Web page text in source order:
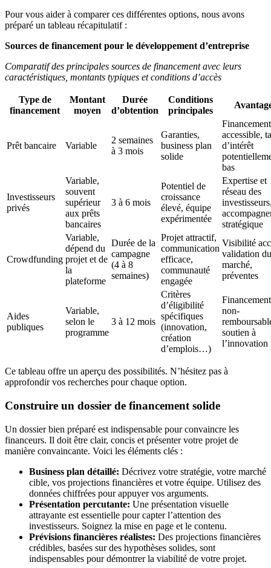
Pour vous aider à comparer ces différentes options, nous avons
préparé un tableau récapitulatif :
Sources de financement pour le développement d’entreprise
Comparatif des principales sources de financement avec leurs
caractéristiques, montants typiques et conditions d’accès
Type de
financement
Montant
moyen
Durée
d’obtention
Conditions
principales
Prêt bancaire Variable
2 semaines
à 3 mois
Garanties,
business plan
solide
Financement
accessible,
d’intérêt
bas
Investisseurs
privés
Variable,
souvent
supérieur
aux prêts
bancaires
3 à 6 mois
Potentiel de
croissance
élevé, équipe
expérimentée
Expertise et
réseau des
stratégique
Crowdfunding
Variable,
dépend du
projet et de
la
plateforme
Durée de la
campagne
(4 à 8
semaines)
Projet attractif,
communication
efficace,
communauté
engagée
Visibilité
validation du
marché,
préventes
Aides
publiques
Variable,
selon le
programme
3 à 12 mois
Critères
d’éligibilité
spécifiques
(innovation,
création
d’emplois…)
Financement
non-
soutien à
l’innovation
Ce tableau offre un aperçu des possibilités. N’hésitez pas à
approfondir vos recherches pour chaque option.
Construire un dossier de financement solide
Un dossier bien préparé est indispensable pour convaincre les
financeurs. Il doit être clair, concis et présenter votre projet de
manière convaincante. Voici les éléments clés :
Business plan détaillé: Décrivez votre stratégie, votre marché
cible, vos projections financières et votre équipe. Utilisez des
données chiffrées pour appuyer vos arguments.
Présentation percutante: Une présentation visuelle
attrayante est essentielle pour capter l’attention des
investisseurs. Soignez la mise en page et le contenu.
Prévisions financières réalistes: Des projections financières
crédibles, basées sur des hypothèses solides, sont
indispensables pour démontrer la viabilité de votre projet.